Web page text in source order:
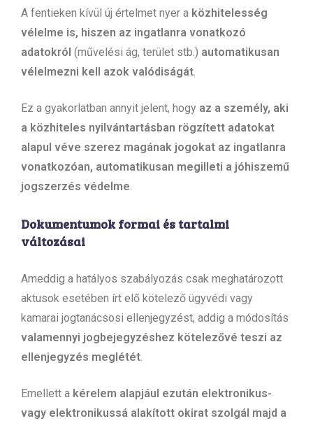
A fentieken kívül új értelmet nyer a közhitelesség
vélelme is, hiszen az ingatlanra vonatkozó
adatokról (művelési ág, terület stb.) automatikusan
vélelmezni kell azok valódiságát.
Ez a gyakorlatban annyit jelent, hogy az a személy, aki
a közhiteles nyilvántartásban rögzített adatokat
alapul véve szerez magának jogokat az ingatlanra
vonatkozóan, automatikusan megilleti a jóhiszemű
jogszerzés védelme.
Dokumentumok formai és tartalmi
változásai
Ameddig a hatályos szabályozás csak meghatározott
aktusok esetében írt elő kötelező ügyvédi vagy
kamarai jogtanácsosi ellenjegyzést, addig a módosítás
valamennyi jogbejegyzéshez kötelezővé teszi az
ellenjegyzés meglétét.
Emellett a kérelem alapjául ezután elektronikus-
vagy elektronikussá alakított okirat szolgál majd a